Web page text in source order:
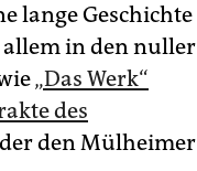
lange Geschichte
in den nuller
„Das Werk“
des
den Mülheimer